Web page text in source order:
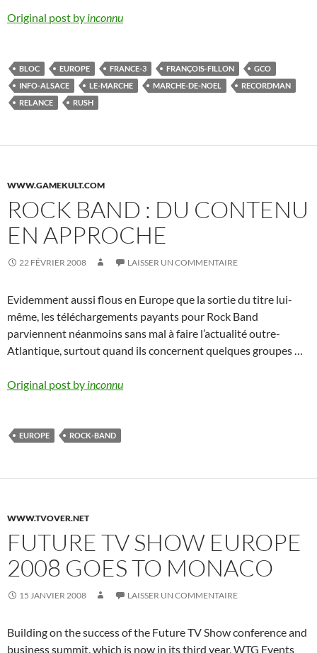
Original post by inconnu
BLOC EUROPE FRANCE-3 FRANÇOIS-FILLON
GCO
INFO-ALSACE
LE-MARCHE MARCHE-DE-NOEL
RECORDMAN
RELANCE
RUSH
WWW.GAMEKULT.COM
ROCK BAND : DU CONTENU
EN APPROCHE
22 FÉVRIER 2008 LAISSER UN COMMENTAIRE
Evidemment aussi flous en Europe que la sortie du titre lui-
même, les téléchargements payants pour Rock Band
parviennent néanmoins sans mal à faire l’actualité outre-
Atlantique, surtout quand ils concernent quelques groupes …
Original post by inconnu
EUROPE ROCK-BAND
WWW.TVOVER.NET
FUTURE TV SHOW EUROPE
2008 GOES TO MONACO
15 JANVIER 2008 LAISSER UN COMMENTAIRE
Building on the success of the Future TV Show conference and
business summit, which is now in its third year, WTG Events